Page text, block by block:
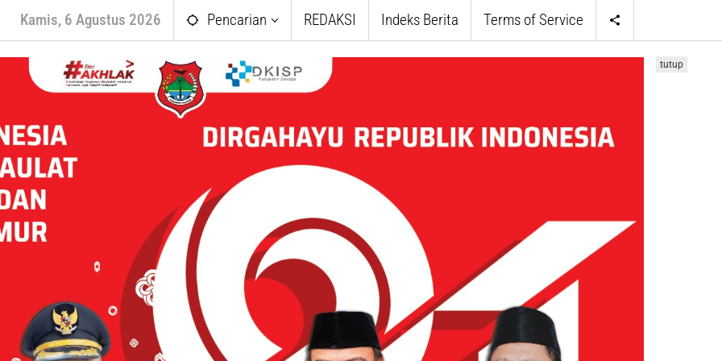
Kamis, 6 Agustus 2026 Pencarian REDAKSI Indeks Berita Terms of Service
tutup